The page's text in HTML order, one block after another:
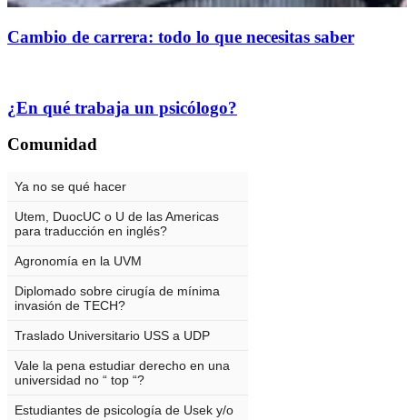
Cambio de carrera: todo lo que necesitas saber
¿En qué trabaja un psicólogo?
Comunidad